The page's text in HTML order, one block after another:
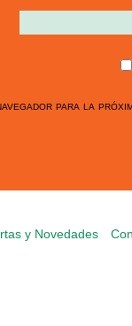
para la
y Novedades